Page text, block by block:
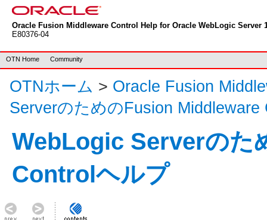
Oracle Fusion Middleware Control Help for Oracle WebLogic Server
E80376-04
OTN Home Community
OTNホーム > Oracle Fusion
ServerのためのFusion Middleware
WebLogic Serverのた
Controlヘルプ